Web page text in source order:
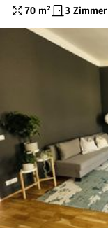
70 m² 3 Zimmer